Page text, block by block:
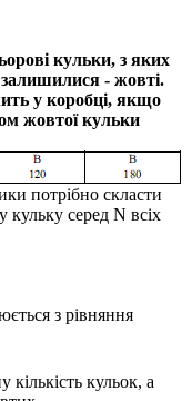
кульки, з яких
- жовті.
у коробці, якщо
жовтої кульки
потрібно скласти
кульку серед N всіх
з рівняння
кульок, а